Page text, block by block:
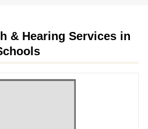
& Hearing Services in